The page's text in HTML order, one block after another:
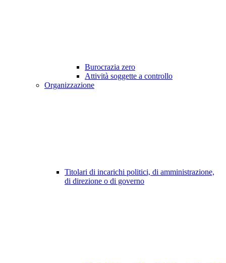
Burocrazia zero
Attività soggette a controllo
Organizzazione
Titolari di incarichi politici, di amministrazione,
di direzione o di governo